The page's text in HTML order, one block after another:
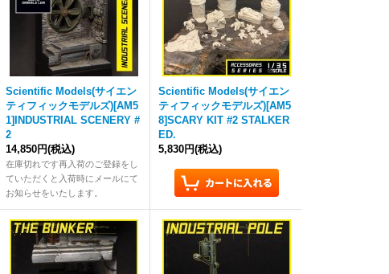
Scientific Models(サイエン
ティフィックモデルズ)[AM5
1]INDUSTRIAL SCENERY #
2
14,850円(税込)
在庫切れです再入荷のご登録をし
ていただくと入荷時にメールにて
お知らせをいたします。
Scientific Models(サイエン
ティフィックモデルズ)[AM5
8]SCARY KIT #2 STALKER
ED.
5,830円(税込)